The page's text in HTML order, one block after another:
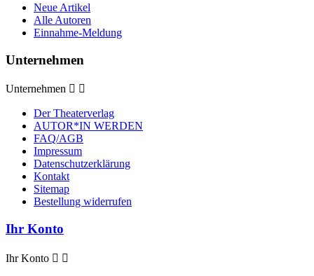
Neue Artikel
Alle Autoren
Einnahme-Meldung
Unternehmen
Unternehmen  
Der Theaterverlag
AUTOR*IN WERDEN
FAQ/AGB
Impressum
Datenschutzerklärung
Kontakt
Sitemap
Bestellung widerrufen
Ihr Konto
Ihr Konto  